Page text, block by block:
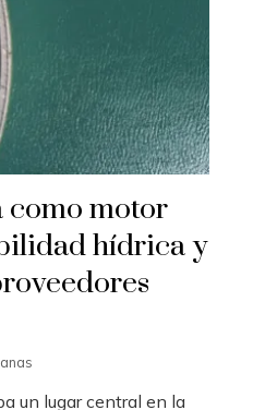
como motor
hídrica y
un lugar central en la